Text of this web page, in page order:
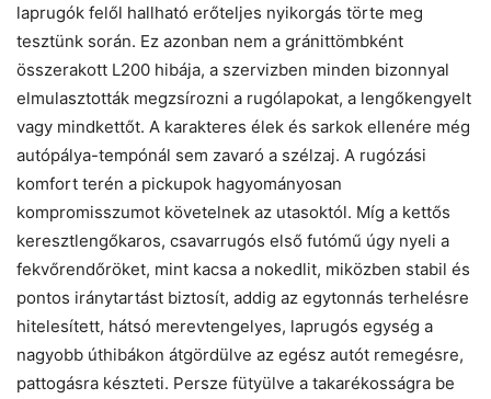
laprugók felől hallható erőteljes nyikorgás törte meg
tesztünk során. Ez azonban nem a gránittömbként
összerakott L200 hibája, a szervizben minden bizonnyal
elmulasztották megzsírozni a rugólapokat, a lengőkengyelt
vagy mindkettőt. A karakteres élek és sarkok ellenére még
autópálya-tempónál sem zavaró a szélzaj. A rugózási
komfort terén a pickupok hagyományosan
kompromisszumot követelnek az utasoktól. Míg a kettős
keresztlengőkaros, csavarrugós első futómű úgy nyeli a
fekvőrendőröket, mint kacsa a nokedlit, miközben stabil és
pontos iránytartást biztosít, addig az egytonnás terhelésre
hitelesített, hátsó merevtengelyes, laprugós egység a
nagyobb úthibákon átgördülve az egész autót remegésre,
pattogásra készteti. Persze fütyülve a takarékosságra be